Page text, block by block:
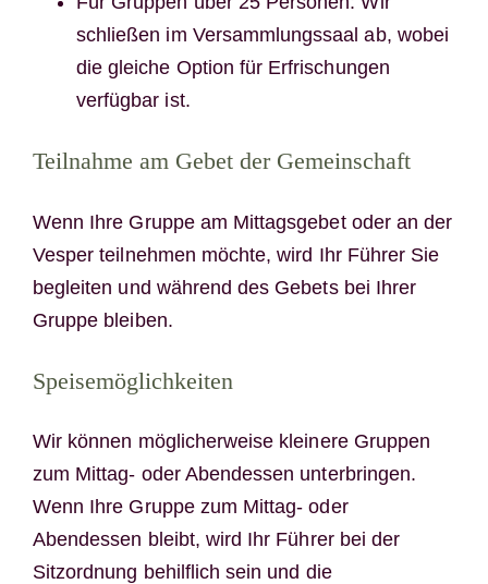
schließen im Versammlungssaal ab, wobei
die gleiche Option für Erfrischungen
verfügbar ist.
Teilnahme am Gebet der Gemeinschaft
Wenn Ihre Gruppe am Mittagsgebet oder an der
Vesper teilnehmen möchte, wird Ihr Führer Sie
begleiten und während des Gebets bei Ihrer
Gruppe bleiben.
Speisemöglichkeiten
Wir können möglicherweise kleinere Gruppen
zum Mittag- oder Abendessen unterbringen.
Wenn Ihre Gruppe zum Mittag- oder
Abendessen bleibt, wird Ihr Führer bei der
Sitzordnung behilflich sein und die